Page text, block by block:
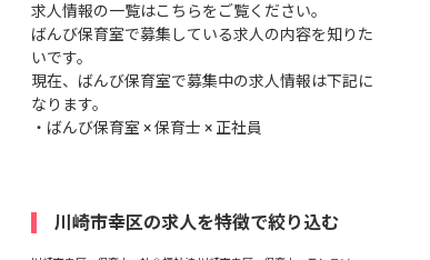
求人情報の一覧はこちらをご覧ください。
ばんび保育室で募集している求人の内容を知りた
いです。
現在、ばんび保育室で募集中の求人情報は下記に
なります。
・ ばんび保育室 × 保育士 × 正社員
川崎市幸区の求人を特徴で絞り込む